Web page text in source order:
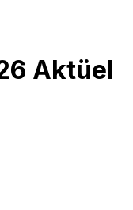
Aktüel